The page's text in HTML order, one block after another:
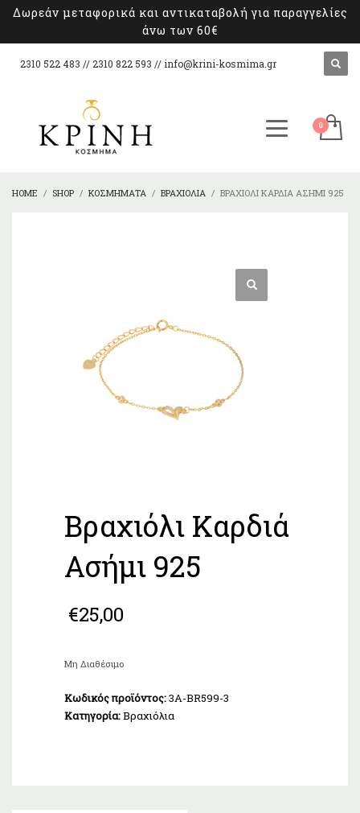
Δωρεάν μεταφορικά και αντικαταβολή για παραγγελίες
άνω των 60€
2310 522 483 // 2310 822 593 // info@krini-kosmima.gr
HOME SHOP ΚΟΣΜΉΜΑΤΑ ΒΡΑΧΙΌΛΙΑ ΒΡΑΧΙΌΛΙ ΚΑΡΔΙΆ ΑΣΉΜΙ 925
Βραχιόλι Καρδιά
Ασήμι 925
€25,00
Μη Διαθέσιμο
Κωδικός προϊόντος:3A-BR599-3
Κατηγορία:Βραχιόλια